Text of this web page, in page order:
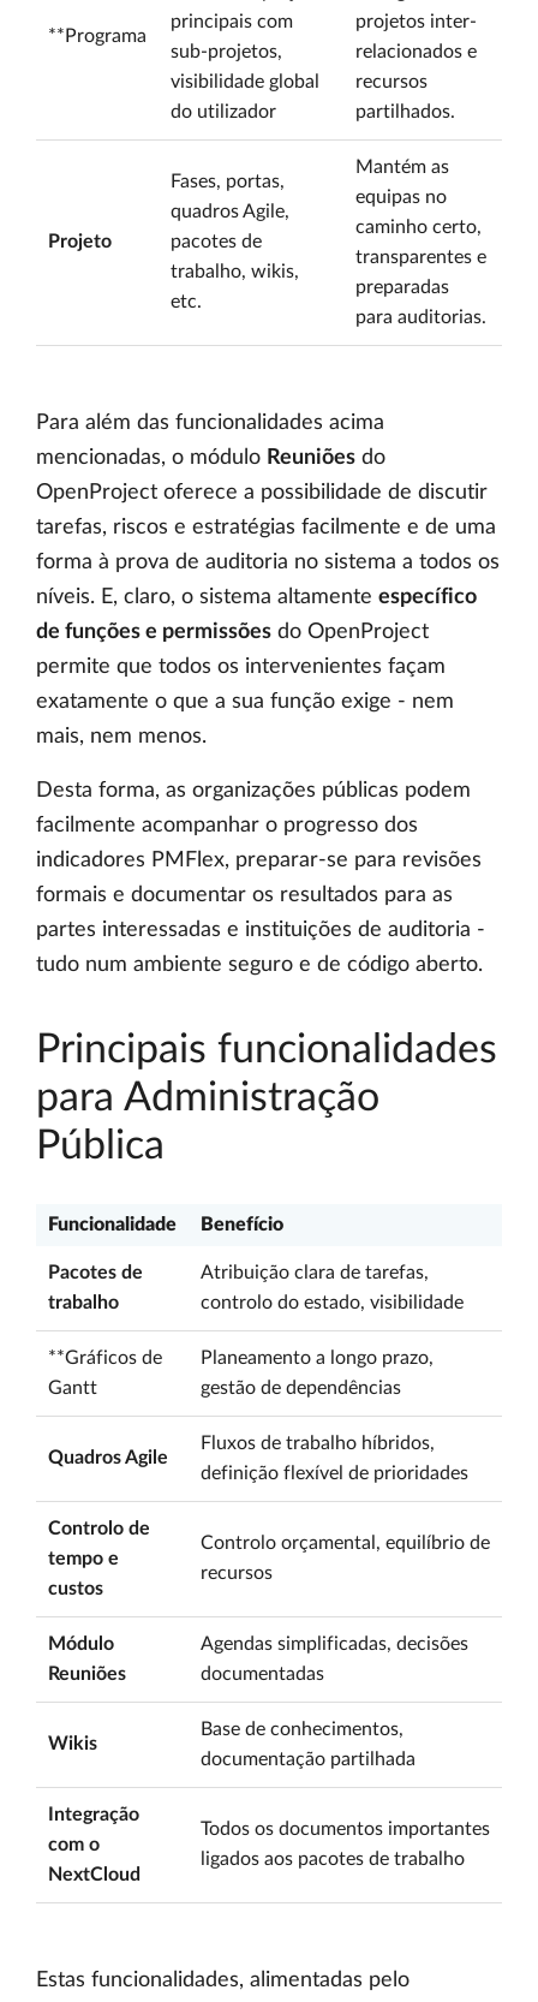
**Programa
principais com
sub-projetos,
visibilidade global
do utilizador
projetos inter-
relacionados e
recursos
partilhados.
Projeto
Fases, portas,
quadros Agile,
pacotes de
trabalho, wikis,
etc.
Mantém as
equipas no
caminho certo,
transparentes e
preparadas
para auditorias.
Para além das funcionalidades acima
mencionadas, o módulo Reuniões do
OpenProject oferece a possibilidade de discutir
tarefas, riscos e estratégias facilmente e de uma
forma à prova de auditoria no sistema a todos os
níveis. E, claro, o sistema altamente específico
de funções e permissões do OpenProject
permite que todos os intervenientes façam
exatamente o que a sua função exige - nem
mais, nem menos.
Desta forma, as organizações públicas podem
facilmente acompanhar o progresso dos
indicadores PMFlex, preparar-se para revisões
formais e documentar os resultados para as
partes interessadas e instituições de auditoria -
tudo num ambiente seguro e de código aberto.
Principais funcionalidades
para Administração
Pública
Funcionalidade Benefício
Pacotes de
trabalho
Atribuição clara de tarefas,
controlo do estado, visibilidade
**Gráficos de
Gantt
Planeamento a longo prazo,
gestão de dependências
Quadros Agile
Fluxos de trabalho híbridos,
definição flexível de prioridades
Controlo de
tempo e
custos
Controlo orçamental, equilíbrio de
recursos
Módulo
Reuniões
Agendas simplificadas, decisões
documentadas
Wikis
Base de conhecimentos,
documentação partilhada
Integração
com o
NextCloud
Todos os documentos importantes
ligados aos pacotes de trabalho
Estas funcionalidades, alimentadas pelo